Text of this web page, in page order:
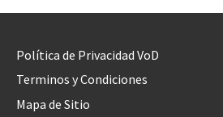
Política de Privacidad VoD
Terminos y Condiciones
Mapa de Sitio